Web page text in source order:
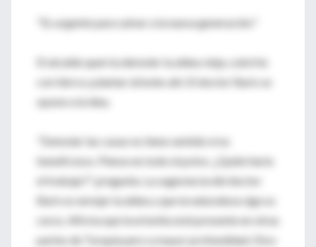
"Es urgente para salvar a la nueva generación."
El alcalde querría demoler la aldea vieja, cubrirla
con tierra y plantar árboles ahí. El doctor Baris se
opone a la idea.
"Demoler las casas no tiene sentido ni es
beneficioso. Piense en todo el polvo. ¿Quién haría
el trabajo?", pregunta. La sugerencia del doctor
Baris es enrejar la aldea y que la naturaleza siga su
curso. Afirma que la erionita está presente en otras
partes de Turquía pero a mayor profundidad. Dice